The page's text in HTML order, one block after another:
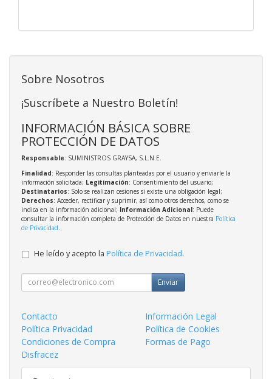
Sobre Nosotros
¡Suscríbete a Nuestro Boletín!
INFORMACIÓN BÁSICA SOBRE
PROTECCIÓN DE DATOS
Responsable: SUMINISTROS GRAYSA, S.L.N.E.
Finalidad: Responder las consultas planteadas por el usuario y enviarle la
información solicitada; Legitimación: Consentimiento del usuario;
Destinatarios: Solo se realizan cesiones si existe una obligación legal;
Derechos: Acceder, rectificar y suprimir, así como otros derechos, como se
indica en la información adicional; Información Adicional: Puede
consultar la información completa de Protección de Datos en nuestra Política
de Privacidad
He leído y acepto la Política de Privacidad.
Enviar
Contacto
Información Legal
Política Privacidad
Política de Cookies
Condiciones de Compra
Formas de Pago
Disfracez